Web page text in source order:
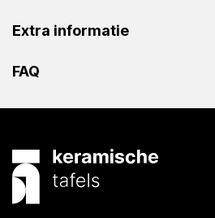
Extra informatie
FAQ